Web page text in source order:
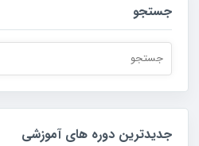
جستجو
هنگامی که نتایج نمایش داده می شوند
جدیدترین دوره های آموزشی